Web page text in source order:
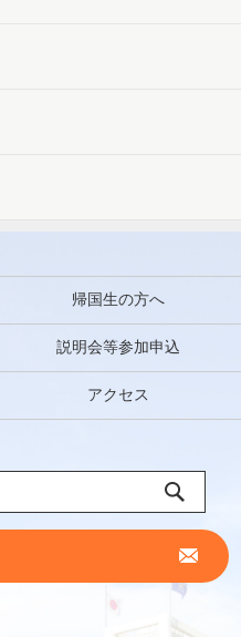
帰国生の方へ
説明会等参加申込
アクセス